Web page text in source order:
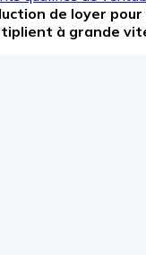
de loyer
à grande